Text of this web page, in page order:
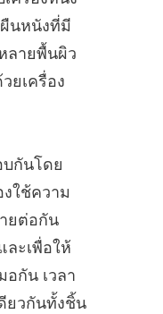
นหนังที่มี
ลายพื้นผิว
ยเครื่อง
กันโดย
ใช้ความ
ยต่อกัน
ะเพื่อให้
อกัน เวลา
ยวกันทั้งชิ้น